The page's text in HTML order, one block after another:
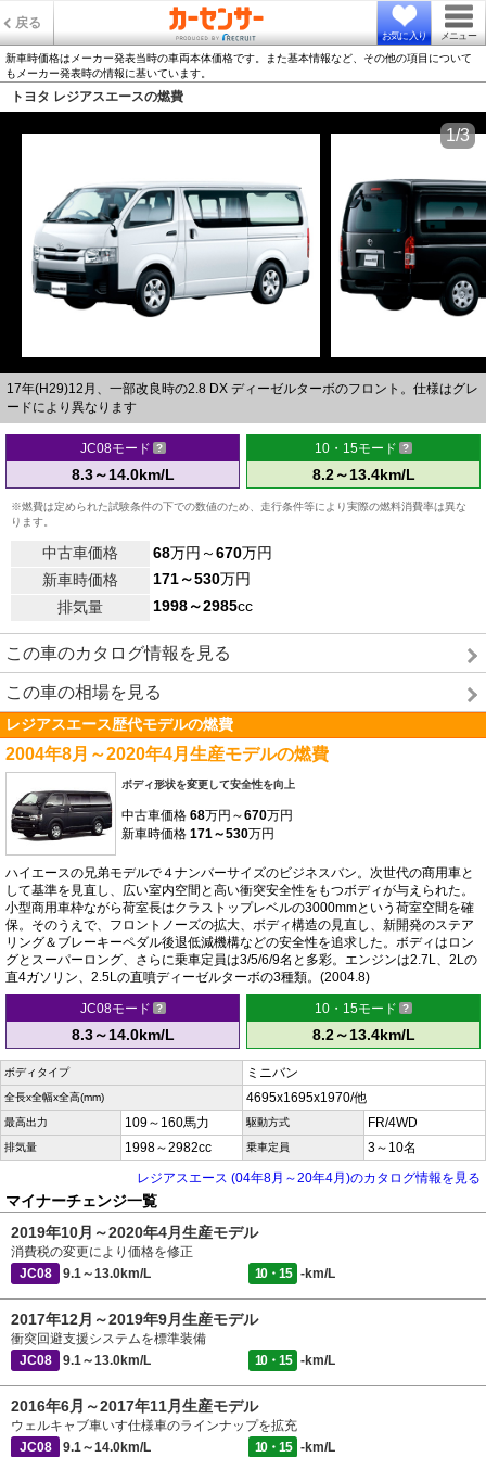
戻る
お気に入り メニュー
新車時価格はメーカー発表当時の車両本体価格です。また基本情報など、その他の項目について
もメーカー発表時の情報に基いています。
トヨタ レジアスエースの燃費
17年(H29)12月、一部改良時の2.8 DX ディーゼルターボのフロント。仕様はグレ
ードにより異なります
1/3
JC08モード
8.3～14.0km/L
10・15モード
8.2～13.4km/L
※燃費は定められた試験条件の下での数値のため、走行条件等により実際の燃料消費率は異な
ります。
中古車価格 68万円～670万円
新車時価格
171～530万円
排気量
1998～2985cc
この車のカタログ情報を見る
この車の相場を見る
レジアスエース歴代モデルの燃費
2004年8月～2020年4月生産モデルの燃費
ボディ形状を変更して安全性を向上
中古車価格 68万円～670万円
新車時価格 171～530万円
ハイエースの兄弟モデルで４ナンバーサイズのビジネスバン。次世代の商用車と
して基準を見直し、広い室内空間と高い衝突安全性をもつボディが与えられた。
小型商用車枠ながら荷室長はクラストップレベルの3000mmという荷室空間を確
保。そのうえで、フロントノーズの拡大、ボディ構造の見直し、新開発のステア
リング＆ブレーキーペダル後退低減機構などの安全性を追求した。ボディはロン
グとスーパーロング、さらに乗車定員は3/5/6/9名と多彩。エンジンは2.7L、2Lの
直4ガソリン、2.5Lの直噴ディーゼルターボの3種類。(2004.8)
JC08モード
8.3～14.0km/L
10・15モード
8.2～13.4km/L
ボディタイプ ミニバン
全長x全幅x全高(mm) 4695x1695x1970/他
最高出力 109～160馬力 駆動方式 FR/4WD
排気量 1998～2982cc 乗車定員
3～10名
レジアスエース (04年8月～20年4月)のカタログ情報を見る
マイナーチェンジ一覧
2019年10月～2020年4月生産モデル
消費税の変更により価格を修正
JC08
9.1～13.0km/L 10・15 -km/L
2017年12月～2019年9月生産モデル
衝突回避支援システムを標準装備
JC08
9.1～13.0km/L 10・15 -km/L
2016年6月～2017年11月生産モデル
ウェルキャブ車いす仕様車のラインナップを拡充
JC08
9.1～14.0km/L 10・15 -km/L